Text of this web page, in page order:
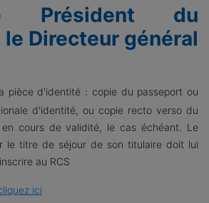
Président du
Directeur général
pièce d'identité : copie du passeport ou
d'identité, ou copie recto verso du
cours de validité, le cas échéant. Le
le titre de séjour de son titulaire doit lui
au RCS
ici